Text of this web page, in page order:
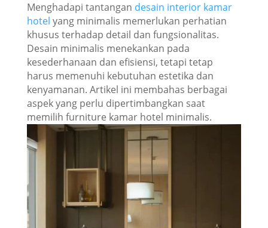
Menghadapi tantangan desain interior kamar
hotel yang minimalis memerlukan perhatian
khusus terhadap detail dan fungsionalitas.
Desain minimalis menekankan pada
kesederhanaan dan efisiensi, tetapi tetap
harus memenuhi kebutuhan estetika dan
kenyamanan. Artikel ini membahas berbagai
aspek yang perlu dipertimbangkan saat
memilih furniture kamar hotel minimalis.